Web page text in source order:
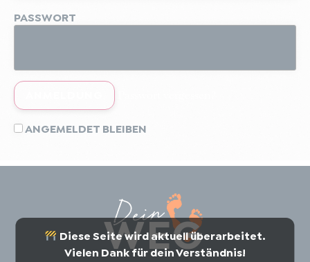
Diese Seite wird aktuell überarbeitet.
Vielen Dank für dein Verständnis!
PASSWORT
ANGEMELDET BLEIBEN
Dein
WEG